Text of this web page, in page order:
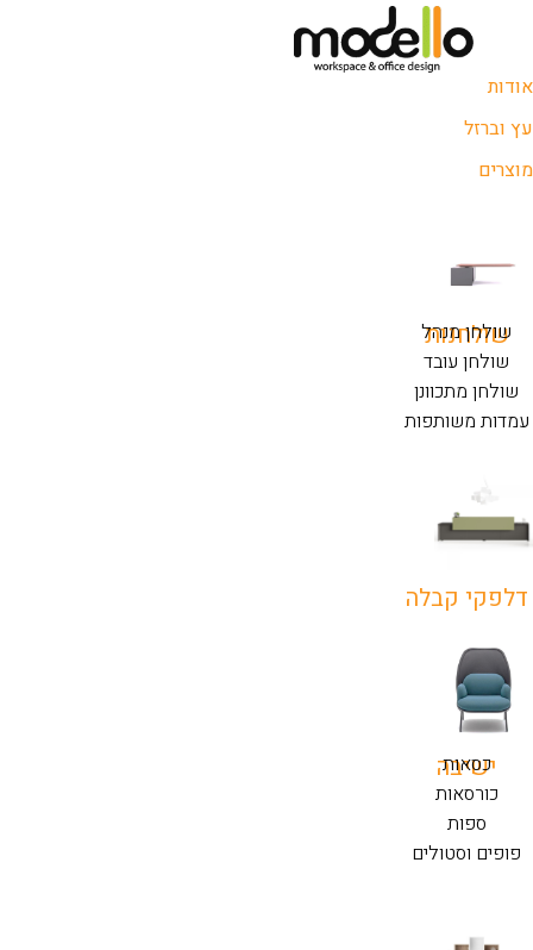
אודות
עץ וברזל
מוצרים
שולחנות
שולחן מנהל
שולחן עובד
שולחן מתכוונן
עמדות משותפות
דלפקי קבלה
ישיבה
כסאות
כורסאות
ספות
פופים וסטולים